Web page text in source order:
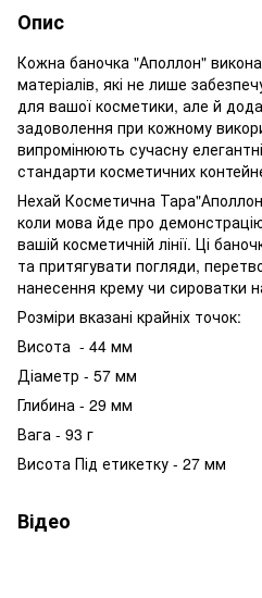
Опис
Кожна баночка "Аполлон"
матеріалів, які не лише
для вашої косметики, але й
задоволення при кожному
випромінюють сучасну
стандарти косметичних
Нехай Косметична
коли мова йде про
вашій косметичній лінії. Ці
та притягувати погляди,
нанесення крему чи сироватки
Розміри вказані крайніх точок:
Висота - 44 мм
Діаметр - 57 мм
Глибина - 29 мм
Вага - 93 г
Висота Під етикетку - 27 мм
Відео